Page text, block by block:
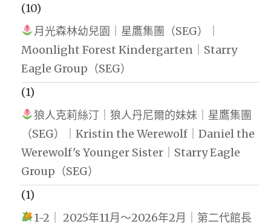
(10)
月光森林幼兒園｜星鷹集團（SEG）｜
Moonlight Forest Kindergarten｜Starry
Eagle Group（SEG）
(1)
狼人克莉絲汀｜狼人丹尼爾的妹妹｜星鷹集團
（SEG）｜Kristin the Werewolf｜Daniel the
Werewolf's Younger Sister｜Starry Eagle
Group（SEG）
(1)
1-2｜ 2025年11月～2026年2月｜第二代館長